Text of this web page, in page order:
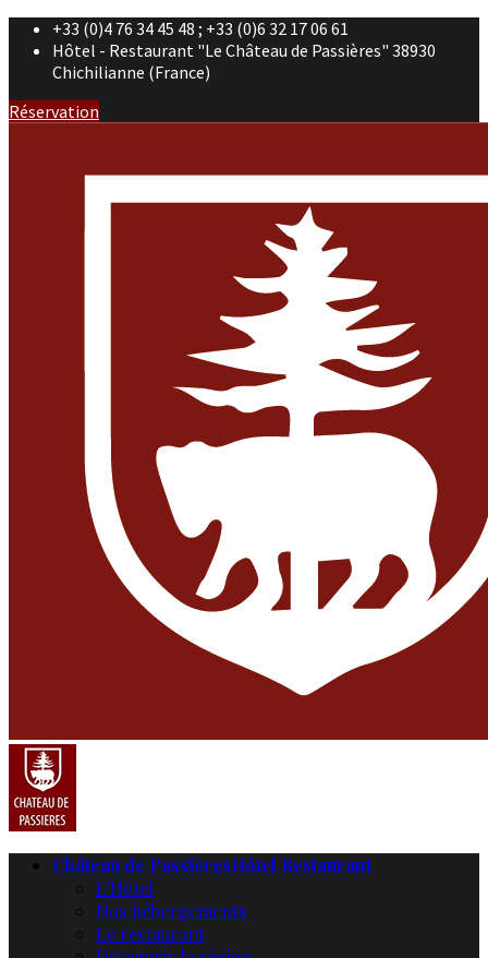
+33 (0)4 76 34 45 48 ; +33 (0)6 32 17 06 61
Hôtel - Restaurant "Le Château de Passières" 38930
Chichilianne (France)
Réservation
Château de PassièresHôtel Restaurant
L’Hôtel
Nos hébergements
Le restaurant